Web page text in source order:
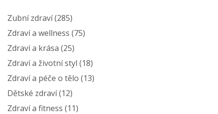
Zubní zdraví(285)
Zdraví a wellness (75)
Zdraví a krása (25)
Zdraví a životní styl (18)
Zdraví a péče o tělo (13)
Dětské zdraví(12)
Zdraví a fitness (11)